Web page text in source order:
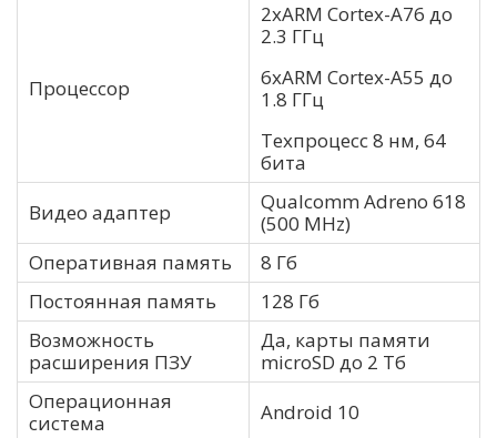
Процессор
2хARM Cortex-A76 до
2.3 ГГц
6хARM Cortex-A55 до
1.8 ГГц
Техпроцесс 8 нм, 64
бита
Видео адаптер
Qualcomm Adreno 618
(500 MHz)
Оперативная память
8 Гб
Постоянная память
128 Гб
Возможность
расширения ПЗУ
Да, карты памяти
microSD до 2 Тб
Операционная
система
Android 10